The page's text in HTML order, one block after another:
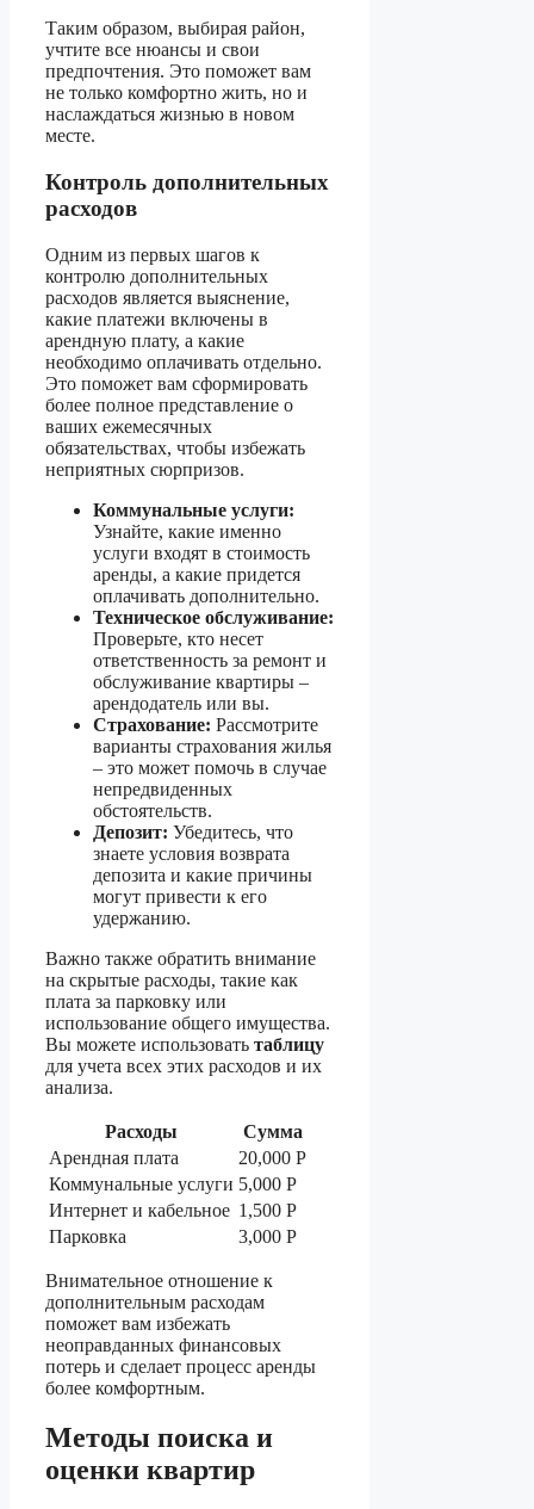
Таким образом, выбирая район,
учтите все нюансы и свои
предпочтения. Это поможет вам
не только комфортно жить, но и
наслаждаться жизнью в новом
месте.
Контроль дополнительных
расходов
Одним из первых шагов к
контролю дополнительных
расходов является выяснение,
какие платежи включены в
арендную плату, а какие
необходимо оплачивать отдельно.
Это поможет вам сформировать
более полное представление о
ваших ежемесячных
обязательствах, чтобы избежать
неприятных сюрпризов.
Коммунальные услуги:
Узнайте, какие именно
услуги входят в стоимость
аренды, а какие придется
оплачивать дополнительно.
Техническое обслуживание:
Проверьте, кто несет
ответственность за ремонт и
обслуживание квартиры –
арендодатель или вы.
Страхование: Рассмотрите
варианты страхования жилья
– это может помочь в случае
непредвиденных
обстоятельств.
Депозит: Убедитесь, что
знаете условия возврата
депозита и какие причины
могут привести к его
удержанию.
Важно также обратить внимание
на скрытые расходы, такие как
плата за парковку или
использование общего имущества.
Вы можете использовать таблицу
для учета всех этих расходов и их
анализа.
Расходы
Сумма
Арендная плата
20,000 Р
Коммунальные услуги 5,000 Р
Интернет и кабельное 1,500 Р
Парковка
3,000 Р
Внимательное отношение к
дополнительным расходам
поможет вам избежать
неоправданных финансовых
потерь и сделает процесс аренды
более комфортным.
Методы поиска и
оценки квартир